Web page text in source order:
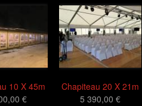
10 X 45m
€
Chapiteau 20 X 21m
5 390,00 €